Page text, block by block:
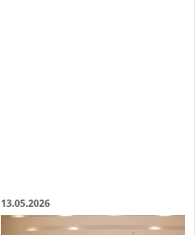
13.05.2026